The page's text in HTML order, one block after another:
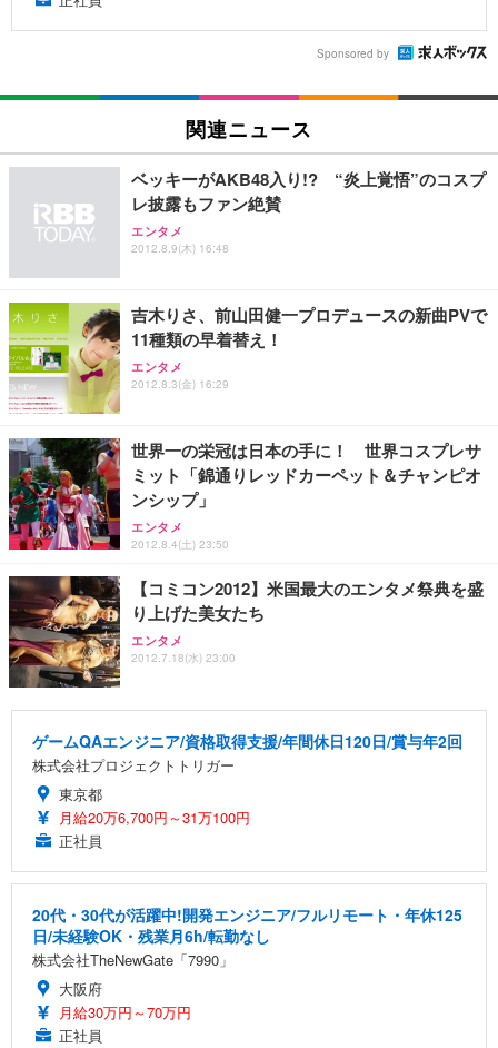
Sponsored by
関連ニュース
ベッキーがAKB48入り!? “炎上覚悟”のコスプ
レ披露もファン絶賛
エンタメ
2012.8.9(木) 16:48
吉木りさ、前山田健一プロデュースの新曲PVで
11種類の早着替え！
エンタメ
2012.8.3(金) 16:29
世界一の栄冠は日本の手に！ 世界コスプレサ
ミット「錦通りレッドカーペット＆チャンピオ
ンシップ」
エンタメ
2012.8.4(土) 23:50
【コミコン2012】米国最大のエンタメ祭典を盛
り上げた美女たち
エンタメ
2012.7.18(水) 23:00
ゲームQAエンジニア/資格取得支援/年間休日120日/賞与年2回
株式会社プロジェクトトリガー
東京都
月給20万6,700円～31万100円
正社員
20代・30代が活躍中!開発エンジニア/フルリモート・年休125
日/未経験OK・残業月6h/転勤なし
株式会社TheNewGate「7990」
大阪府
月給30万円～70万円
正社員